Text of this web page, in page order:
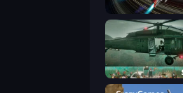
Starbase Gunship
SNIPER